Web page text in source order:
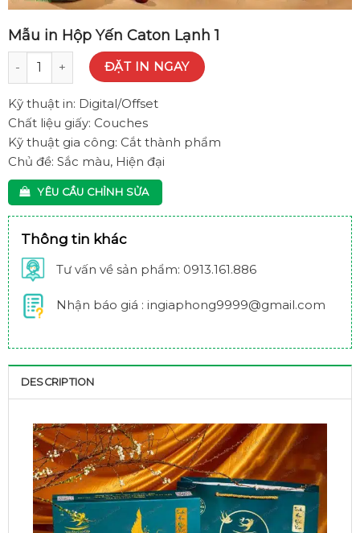
Mẫu in Hộp Yến Caton Lạnh 1
Mẫu in Hộp Yến Caton Lạnh 1 quantity
ĐẶT IN NGAY
Kỹ thuật in: Digital/Offset
Chất liệu giấy: Couches
Kỹ thuật gia công: Cắt thành phẩm
Chủ đề: Sắc màu, Hiện đại
YÊU CẦU CHỈNH SỬA
Thông tin khác
Tư vấn về sản phẩm: 0913.161.886
Nhận báo giá : ingiaphong9999@gmail.com
DESCRIPTION